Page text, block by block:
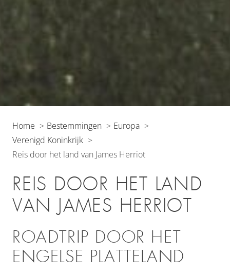
Home Bestemmingen
Europa
Verenigd Koninkrijk
Reis door het land van James Herriot
REIS DOOR HET LAND
VAN JAMES HERRIOT
ROADTRIP DOOR HET
ENGELSE PLATTELAND